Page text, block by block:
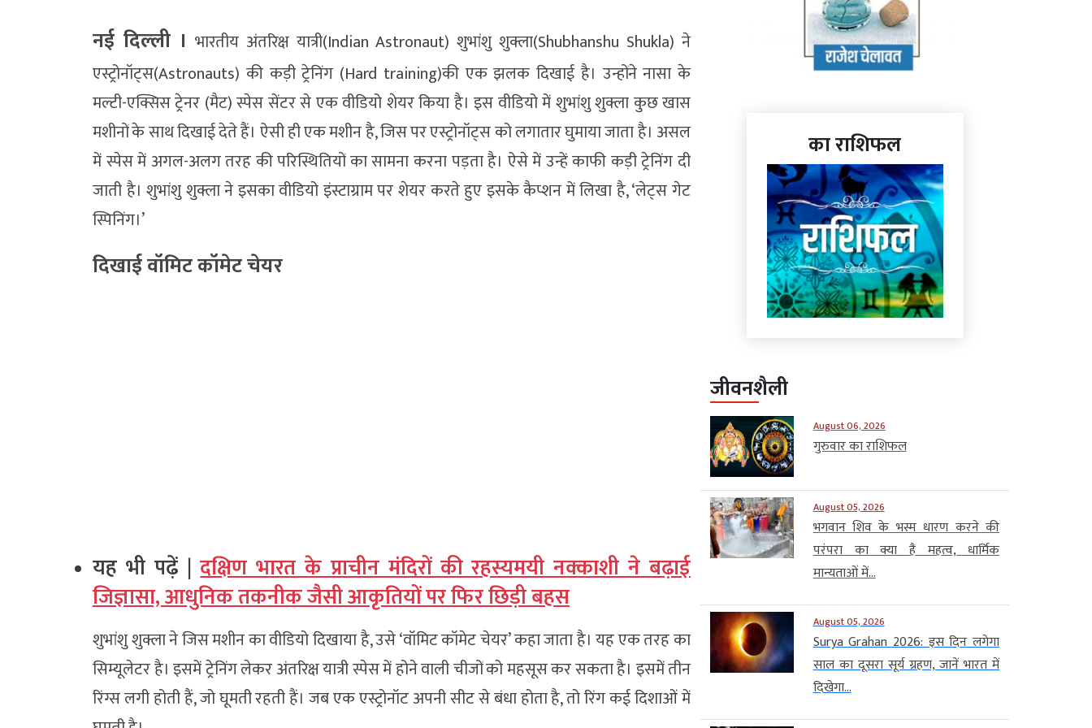
नई दिल्‍ली । भारतीय अंतरिक्ष यात्री(Indian Astronaut) शुभांशु शुक्ला(Shubhanshu Shukla) ने
एस्ट्रोनॉट्स(Astronauts) की कड़ी ट्रेनिंग (Hard training)की एक झलक दिखाई है। उन्होंने नासा के
मल्टी-एक्सिस ट्रेनर (मैट) स्पेस सेंटर से एक वीडियो शेयर किया है। इस वीडियो में शुभांशु शुक्ला कुछ खास
मशीनों के साथ दिखाई देते हैं। ऐसी ही एक मशीन है, जिस पर एस्ट्रोनॉट्स को लगातार घुमाया जाता है। असल
में स्पेस में अगल-अलग तरह की परिस्थितियों का सामना करना पड़ता है। ऐसे में उन्हें काफी कड़ी ट्रेनिंग दी
जाती है। शुभांशु शुक्ला ने इसका वीडियो इंस्टाग्राम पर शेयर करते हुए इसके कैप्शन में लिखा है, ‘लेट्स गेट
स्पिनिंग।’
दिखाई वॉमिट कॉमेट चेयर
यह भी पढ़ें |दक्षिण भारत के प्राचीन मंदिरों की रहस्यमयी नक्काशी ने बढ़ाई
जिज्ञासा, आधुनिक तकनीक जैसी आकृतियों पर फिर छिड़ी बहस
शुभांशु शुक्ला ने जिस मशीन का वीडियो दिखाया है, उसे ‘वॉमिट कॉमेट चेयर’ कहा जाता है। यह एक तरह का
सिम्यूलेटर है। इसमें ट्रेनिंग लेकर अंतरिक्ष यात्री स्पेस में होने वाली चीजों को महसूस कर सकता है। इसमें तीन
रिंग्स लगी होती हैं, जो घूमती रहती हैं। जब एक एस्ट्रोनॉट अपनी सीट से बंधा होता है, तो रिंग कई दिशाओं में
का राशिफल
जीवनशैली
August 06, 2026
गुरुवार का राशिफल
August 05, 2026
भगवान शिव के भस्म धारण करने की
परंपरा का क्या है महत्व, धार्मिक
मान्यताओं में...
August 05, 2026
Surya Grahan 2026: इस दिन लगेगा
साल का दूसरा सूर्य ग्रहण, जानें भारत में
दिखेगा...